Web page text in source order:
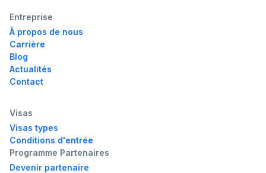
Entreprise
À propos de nous
Carrière
Blog
Actualités
Contact
Visas
Visas types
Conditions d'entrée
Programme Partenaires
Devenir partenaire